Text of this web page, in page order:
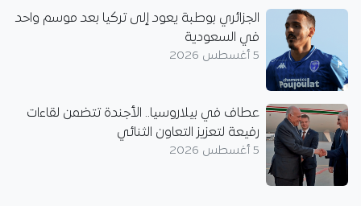
الجزائري بوطبة يعود إلى تركيا بعد موسم واحد
في السعودية
5 أغسطس 2026
عطاف في بيلاروسيا.. الأجندة تتضمن لقاءات
رفيعة لتعزيز التعاون الثنائي
5 أغسطس 2026